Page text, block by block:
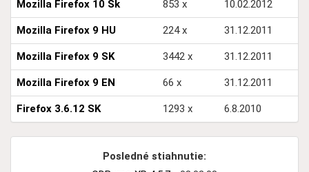
Mozilla Firefox 10 Sk 853 x 10.02.2012
Mozilla Firefox 9 HU 224 x 31.12.2011
Mozilla Firefox 9 SK 3442 x 31.12.2011
Mozilla Firefox 9 EN 66 x 31.12.2011
Firefox 3.6.12 SK 1293 x 6.8.2010
Posledné stiahnutie: